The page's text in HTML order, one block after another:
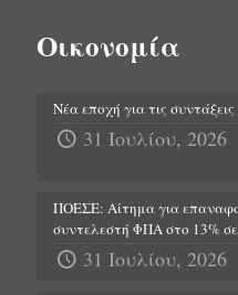
Οικονομία
Νέα εποχή για τις συντάξεις
31 Ιουλίου, 2026
ΠΟΕΣΕ: Αίτημα για
συντελεστή ΦΠΑ στο 13%
31 Ιουλίου, 2026